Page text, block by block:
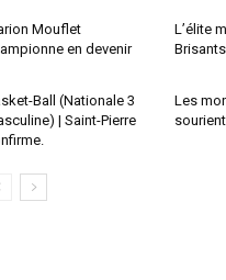
Mouflet
en devenir
L’élite
Brisants
Ball (Nationale 3
| Saint-Pierre
Les